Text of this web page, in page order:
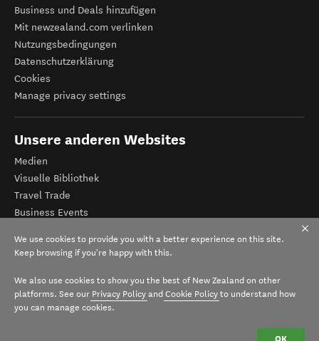
Business und Deals hinzufügen
Mit newzealand.com verlinken
Nutzungsbedingungen
Datenschutzerklärung
Cookies
Manage privacy settings
Unsere anderen Websites
Medien
Visuelle Bibliothek
Travel Trade
Business Events
Veranstalter-Registrierung
We use cookies to provide you with a better experience on this site.
Keep browsing if you're happy with this.
We also use cookies to show you the best of New Zealand on other
platforms. See our Privacy Policy and Cookie Policy to understand how
you can manage cookies.